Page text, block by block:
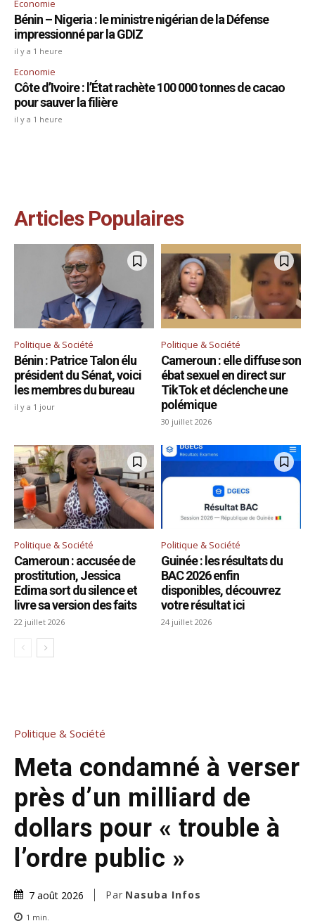
Economie
Bénin – Nigeria : le ministre nigérian de la Défense
impressionné par la GDIZ
il y a 1 heure
Economie
Côte d’Ivoire : l’État rachète 100 000 tonnes de cacao
pour sauver la filière
il y a 1 heure
Articles Populaires
Politique & Société
Bénin : Patrice Talon élu
président du Sénat, voici
les membres du bureau
il y a 1 jour
Politique & Société
Cameroun : elle diffuse son
ébat sexuel en direct sur
TikTok et déclenche une
polémique
30 juillet 2026
Politique & Société
Cameroun : accusée de
prostitution, Jessica
Edima sort du silence et
livre sa version des faits
22 juillet 2026
Politique & Société
Guinée : les résultats du
BAC 2026 enfin
disponibles, découvrez
votre résultat ici
24 juillet 2026